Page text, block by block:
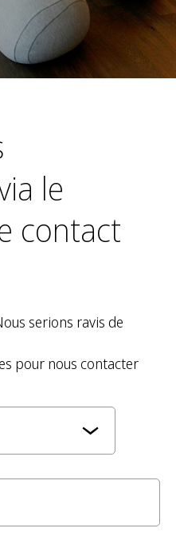
le
contact
serions ravis de
pour nous contacter